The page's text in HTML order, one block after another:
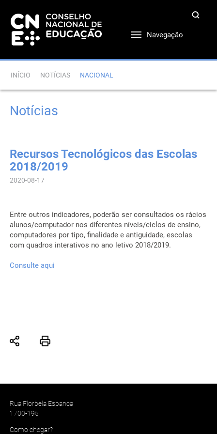
Navegação
INÍCIO NOTÍCIAS NACIONAL
Notícias
Recursos Tecnológicos das Escolas
2018/2019
2020-08-17
Entre outros indicadores, poderão ser consultados os rácios
alunos/computador nos diferentes níveis/ciclos de ensino,
computadores por tipo, finalidade e antiguidade, escolas
com quadros interativos no ano letivo 2018/2019.
Consulte aqui
Rua Florbela Espanca
1700-195
Como chegar?